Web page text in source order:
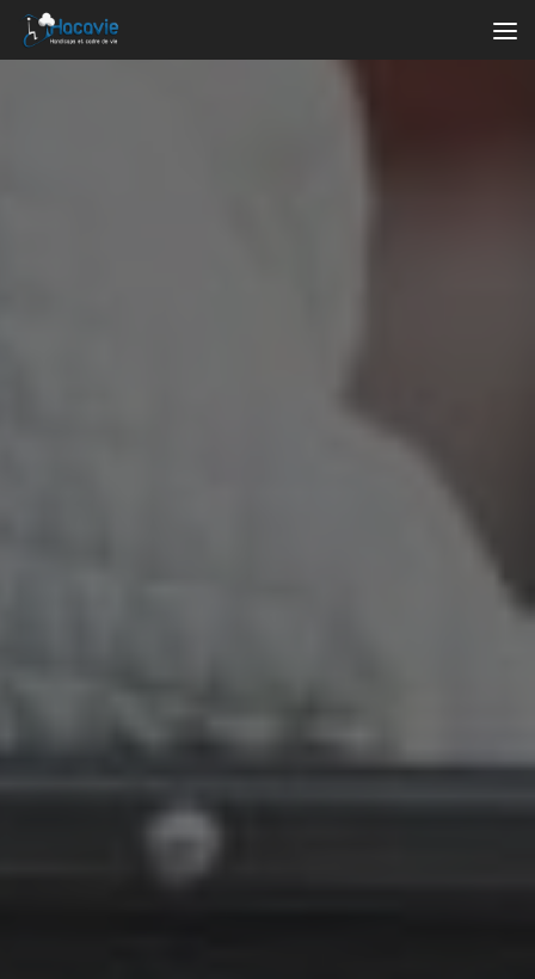
Au dessous du contenu